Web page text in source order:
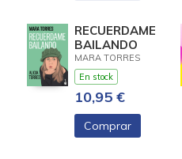
RECUERDAME
BAILANDO
MARA TORRES
En stock
10,95 €
Comprar